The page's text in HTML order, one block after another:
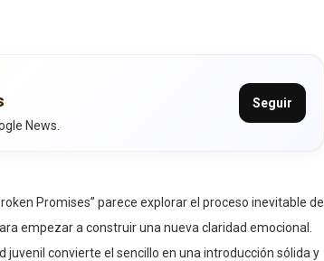
News.
Seguir
Promises” parece explorar el proceso inevitable de
empezar a construir una nueva claridad emocional.
convierte el sencillo en una introducción sólida y